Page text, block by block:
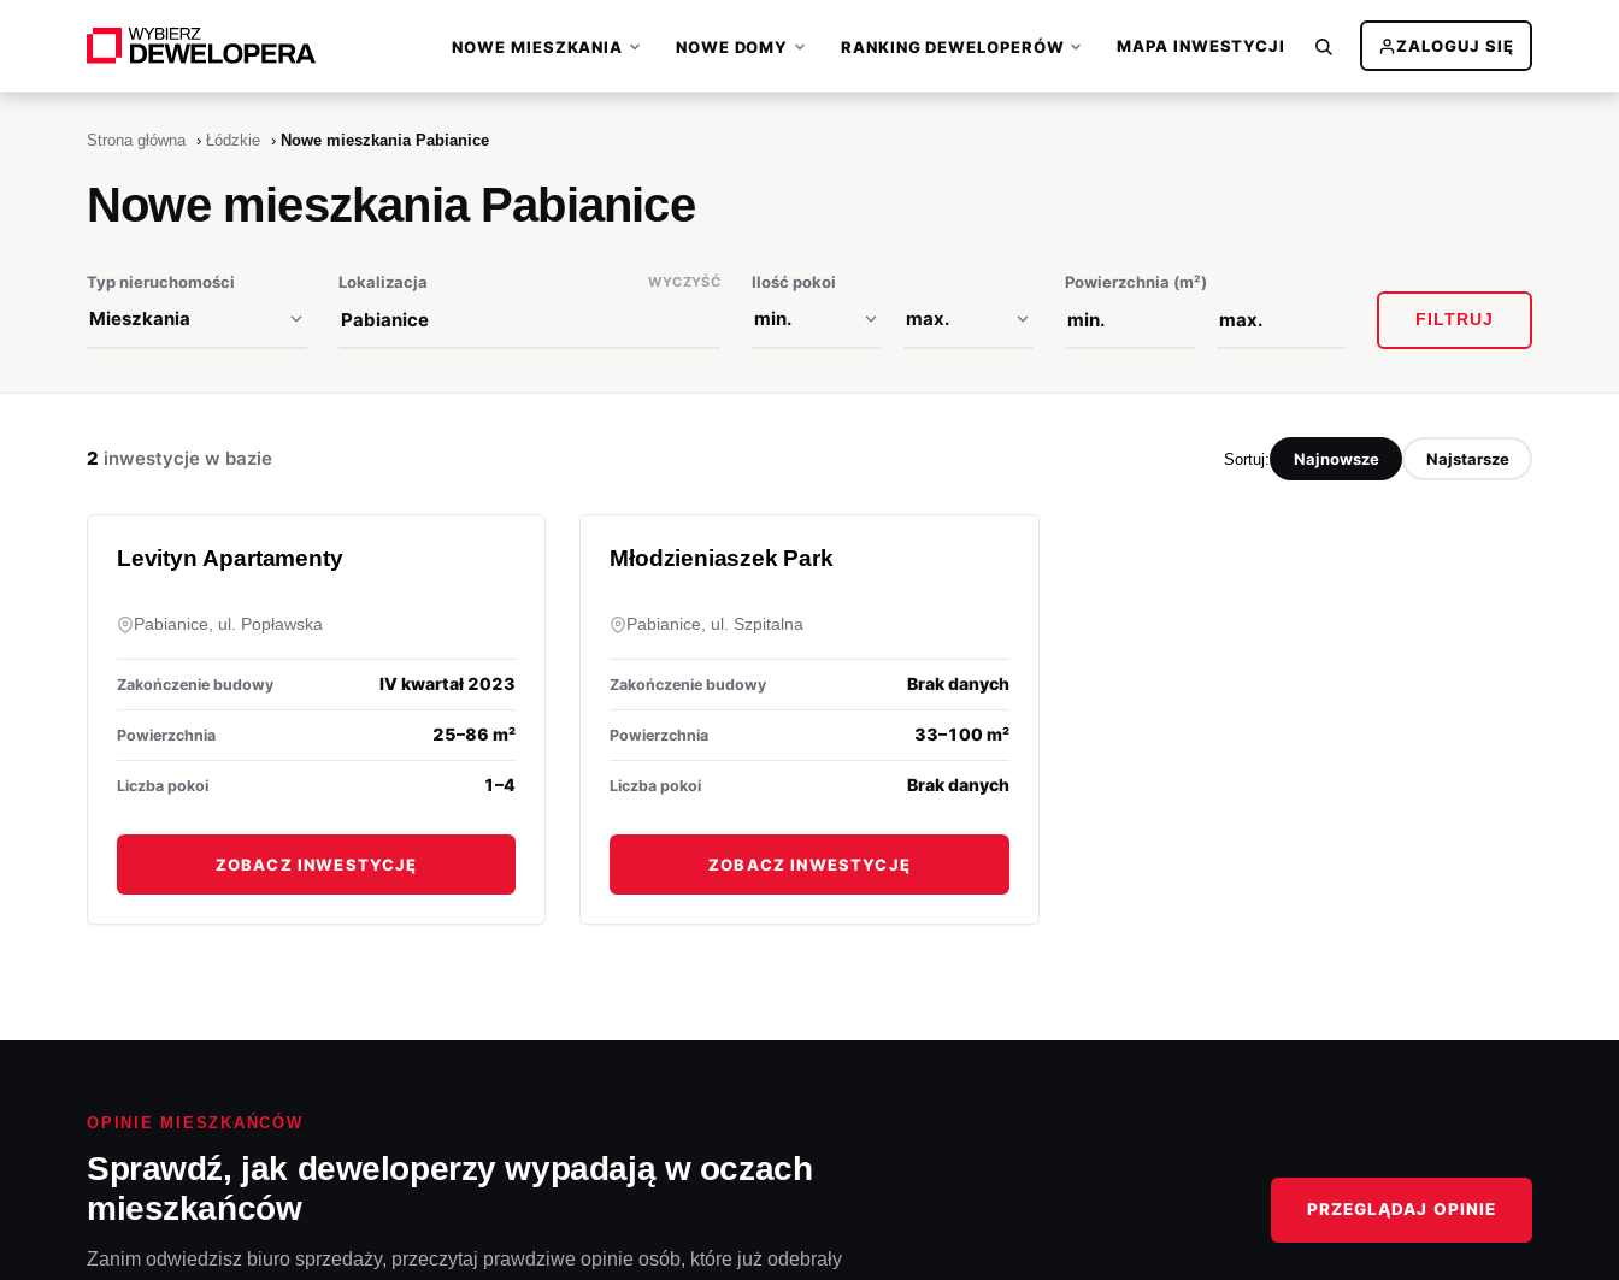
NOWE MIESZKANIA
▾ NOWE DOMY
▾ RANKING DEWELOPERÓW
▾ MAPA INWESTYCJI ZALOGUJ SIĘ
Strona główna › Łódzkie › Nowe mieszkania Pabianice
Nowe mieszkania Pabianice
Typ nieruchomości Lokalizacja WYCZYŚĆ Ilość pokoi Powierzchnia (m²)
FILTRUJ
2 inwestycje w bazie Sortuj: Najnowsze Najstarsze
Levityn Apartamenty
Pabianice, ul. Popławska
Zakończenie budowy IV kwartał 2023
Powierzchnia 25–86 m²
Liczba pokoi 1–4
ZOBACZ INWESTYCJĘ
Młodzieniaszek Park
Pabianice, ul. Szpitalna
Zakończenie budowy Brak danych
Powierzchnia 33–100 m²
Liczba pokoi Brak danych
ZOBACZ INWESTYCJĘ
OPINIE MIESZKAŃCÓW
Sprawdź, jak deweloperzy wypadają w oczach
mieszkańców
Zanim odwiedzisz biuro sprzedaży, przeczytaj prawdziwe opinie osób, które już odebrały
PRZEGLĄDAJ OPINIE